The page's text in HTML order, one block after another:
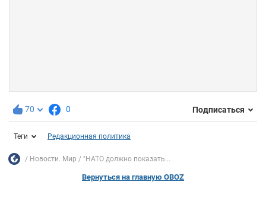
70 0 Подписаться
Теги Редакционная политика
Новости. Мир "НАТО должно показать...
Вернуться на главную OBOZ